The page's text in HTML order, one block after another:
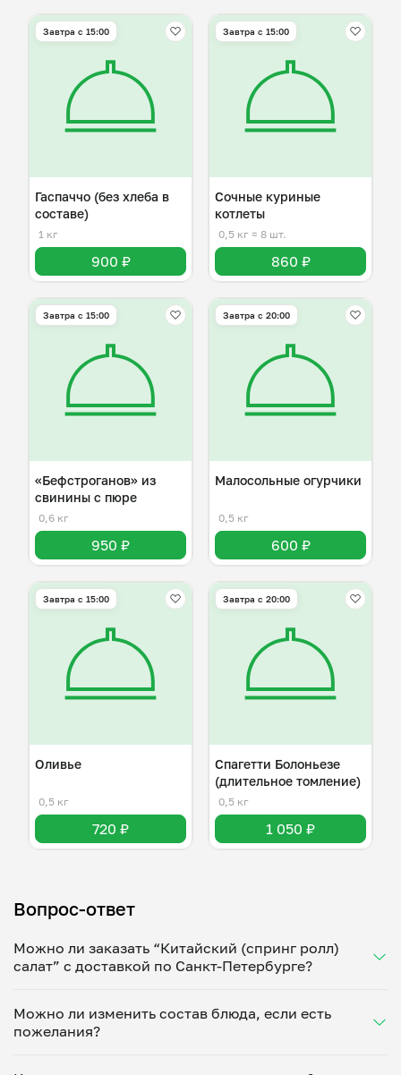
Завтра c 15:00
Гаспаччо (без хлеба в
составе)
1 кг
900 ₽
Завтра c 15:00
Сочные куриные
котлеты
0,5 кг ≈ 8 шт.
860 ₽
Завтра c 15:00
«Бефстроганов» из
свинины с пюре
0,6 кг
950 ₽
Завтра c 20:00
Малосольные огурчики
0,5 кг
600 ₽
Завтра c 15:00
Оливье
0,5 кг
720 ₽
Завтра c 20:00
Спагетти Болоньезе
(длительное томление)
0,5 кг
1 050 ₽
Вопрос-ответ
Можно ли заказать “Китайский (спринг ролл)
салат” с доставкой по Санкт-Петербурге?
Укажите удобное время — и получите свежее
домашнее блюдо в большой порции прямо с плиты.
минут. Статус заказа отслеживайте в личном
Можно ли изменить состав блюда, если есть
пожелания?